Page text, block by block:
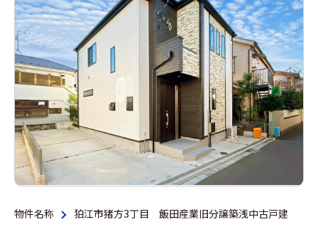
物件名称
狛江市猪方3丁目 飯田産業旧分譲築浅中古戸建